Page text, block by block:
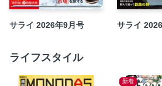
奇想転画異
次号予告
サライ 2026年9月号 サライ
ライフスタイル
新着